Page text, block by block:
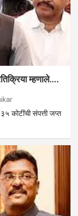
म्हणाले….
कोटींची संपत्ती जप्त